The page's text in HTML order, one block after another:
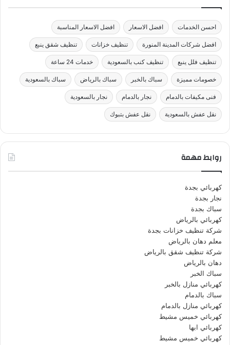
احسن الخدمات افضل الاسعار افضل الاسعار المناسبة
افضل شركات المدينة المنورة تنظيف خزانات تنظيف شقق ينبع
تنظيف فلل ينبع تنظيف كنب بالسعودية خدمات 24 ساعة
خصومات مميزة سباك بالخبر سباك بالرياض سباك بالسعودية
فنى مكيفات بالدمام نجار بالدمام نجار بالسعودية
نقل عفش بالسعودية نقل عفش بتبوك
روابط مهمة
كهربائي بجدة
نجار بجدة
سباك بجدة
كهربائي بالرياض
شركة تنظيف خزانات بجدة
معلم دهان بالرياض
شركة تنظيف شقق بالرياض
دهان بالرياض
سباك الخبر
كهربائي منازل بالخبر
سباك بالدمام
كهربائي منازل بالدمام
كهربائي خميس مشيط
كهربائي ابها
كهربائي خميس مشيط